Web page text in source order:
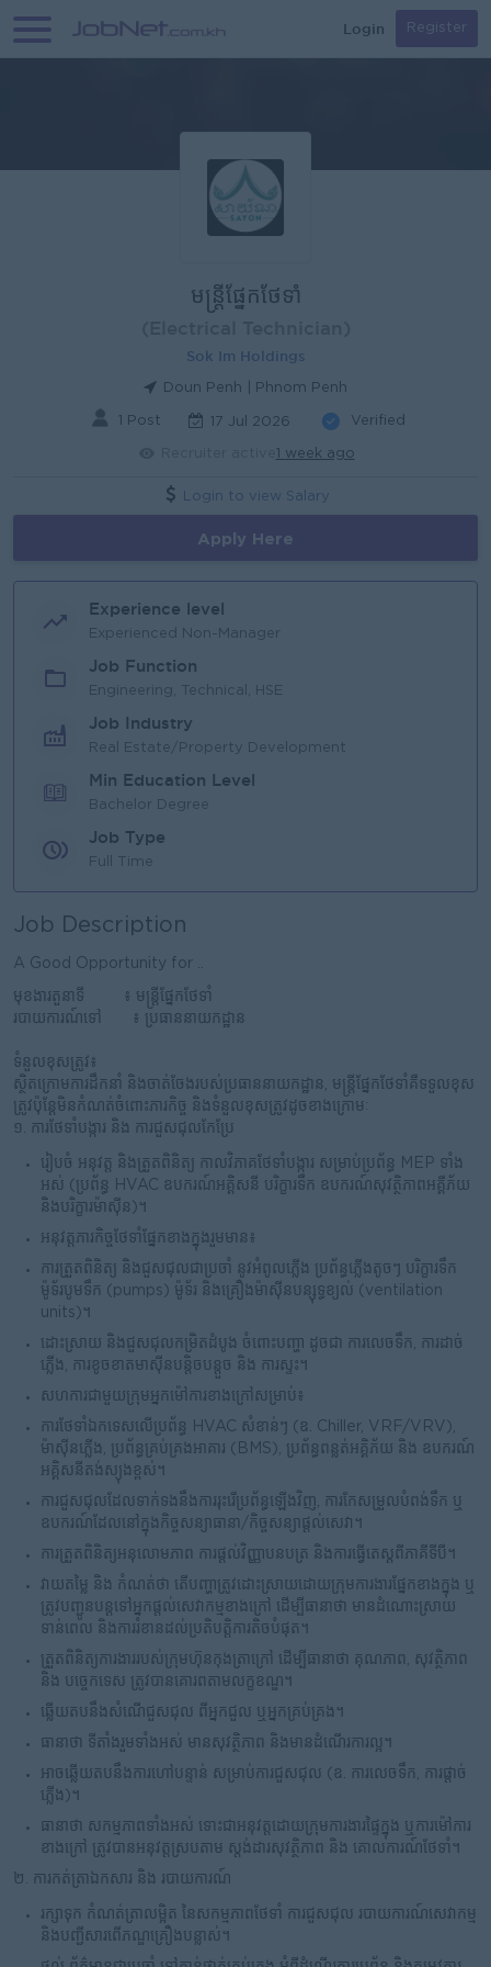
Login Register
មន្ត្រីផ្នែកថែទាំ
Sok Im Holdings
Doun Penh | Phnom Penh
1 Post 17 Jul 2026 Verified
1 week ago
Login to view Salary
Apply Here
Experience level
Experienced Non-Manager
Job Function
Engineering, Technical, HSE
Job Industry
Real Estate/Property Development
Min Education Level
Bachelor Degree
Job Type
Full Time
Job Description
A Good Opportunity for ..
មុខងារតួនាទី ៖ មន្ត្រីផ្នែកថែទាំ
របាយការណ៍ទៅ ៖ ប្រធាននាយកដ្ឋាន
ទំនួលខុសត្រូវ៖
ស្ថិតក្រោមការដឹកនាំ និងចាត់ចែងរបស់ប្រធាននាយកដ្ឋាន, មន្ត្រីផ្នែកថែទាំគឺទទួលខុស
ត្រូវប៉ុន្តែមិនកំណត់ចំពោះភារកិច្ច និងទំនួលខុសត្រូវដូចខាងក្រោមៈ
១. ការថែទាំបង្ការ និង ការជួសជុលកែប្រែ
រៀបចំ អនុវត្ត និងត្រួតពិនិត្យ កាលវិភាគថែទាំបង្ការ សម្រាប់ប្រព័ន្ធ MEP ទាំង
អស់ (ប្រព័ន្ធ HVAC ឧបករណ៍អគ្គិសនី បរិក្ខារទឹក ឧបករណ៍សុវត្ថិភាពអគ្គីភ័យ
និងបរិក្ខារម៉ាស៊ីន)។
អនុវត្តភារកិច្ចថែទាំផ្នែកខាងក្នុងរួមមាន៖
ការត្រួតពិនិត្យ និងជួសជុលជាប្រចាំ នូវអំពូលភ្លើង ប្រព័ន្ធភ្លើងតូចៗ បរិក្ខារទឹក
ម៉ូទ័របូមទឹក (pumps) ម៉ូទ័រ និងគ្រឿងម៉ាស៊ីនបន្សុទ្ធខ្យល់ (ventilation
units)។
ដោះស្រាយ និងជួសជុលកម្រិតដំបូង ចំពោះបញ្ហា ដូចជា ការលេចទឹក, ការដាច់
ភ្លើង, ការខូចខាតមាស៊ីនបន្តិចបន្តួច និង ការស្ទះ។
សហការជាមួយក្រុមអ្នកម៉ៅការខាងក្រៅសម្រាប់៖
ការថែទាំឯកទេសលើប្រព័ន្ធ HVAC សំខាន់ៗ (ឧ. Chiller, VRF/VRV),
ម៉ាស៊ីនភ្លើង, ប្រព័ន្ធគ្រប់គ្រងអាគារ (BMS), ប្រព័ន្ធពន្លត់អគ្គិភ័យ និង ឧបករណ៍
អគ្គិសនីតង់ស្យុងខ្ពស់។
ការជួសជុលដែលទាក់ទងនឹងការរុះរើប្រព័ន្ធឡើងវិញ, ការកែសម្រួលបំពង់ទឹក ឬ
ឧបករណ៍ដែលនៅក្នុងកិច្ចសន្យាធានា/កិច្ចសន្យាផ្ដល់សេវា។
ការត្រួតពិនិត្យអនុលោមភាព ការផ្តល់វិញ្ញាបនបត្រ និងការធ្វើតេស្តពីភាគីទីបី។
វាយតម្លៃ និង កំណត់ថា តើបញ្ហាត្រូវដោះស្រាយដោយក្រុមការងារផ្នែកខាងក្នុង ឬ
ត្រូវបញ្ជូនបន្តទៅអ្នកផ្តល់សេវាកម្មខាងក្រៅ ដើម្បីធានាថា មានដំណោះស្រាយ
ទាន់ពេល និងការរំខានដល់ប្រតិបត្តិការតិចបំផុត។
ត្រួតពិនិត្យការងាររបស់ក្រុមហ៊ុនកុងត្រាក្រៅ ដើម្បីធានាថា គុណភាព, សុវត្ថិភាព
និង បច្ចេកទេស ត្រូវបានគោរពតាមលក្ខខណ្ឌ។
ឆ្លើយតបនឹងសំណើជួសជុល ពីអ្នកជួល ឬអ្នកគ្រប់គ្រង។
ធានាថា ទីតាំងរួមទាំងអស់ មានសុវត្ថិភាព និងមានដំណើរការល្អ។
អាចឆ្លើយតបនឹងការហៅបន្ទាន់ សម្រាប់ការជួសជុល (ឧ. ការលេចទឹក, ការផ្តាច់
ភ្លើង)។
ធានាថា សកម្មភាពទាំងអស់ ទោះជាអនុវត្តដោយក្រុមការងារផ្ទៃក្នុង ឬការម៉ៅការ
ខាងក្រៅ ត្រូវបានអនុវត្តស្របតាម ស្តង់ដារសុវត្ថិភាព និង គោលការណ៍ថែទាំ។
២. ការកត់ត្រាឯកសារ និង របាយការណ៍
រក្សាទុក កំណត់ត្រាលម្អិត នៃសកម្មភាពថែទាំ ការជួសជុល របាយការណ៍សេវាកម្ម
និងបញ្ជីសារពើភណ្ឌគ្រឿងបន្លាស់។